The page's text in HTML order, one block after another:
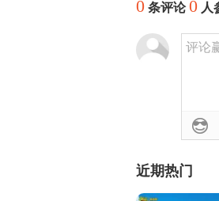
0 条评论0 人
评论
近期热门